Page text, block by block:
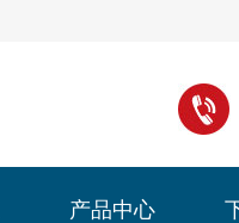
产品中心